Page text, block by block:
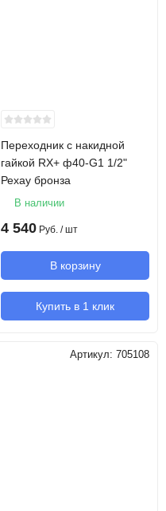
Переходник с накидной
гайкой RX+ ф40-G1 1/2"
Рехау бронза
В наличии
4 540 Руб. / шт
В корзину
Купить в 1 клик
Артикул: 705108